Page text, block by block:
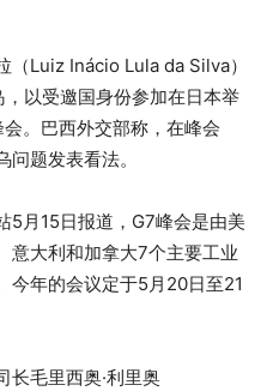
（Luiz Inácio Lula da Silva）
以受邀国身份参加在日本举
。巴西外交部称，在峰会
题发表看法。
5月15日报道，G7峰会是由美
意大利和加拿大7个主要工业
今年的会议定于5月20日至21
长毛里西奥·利里奥